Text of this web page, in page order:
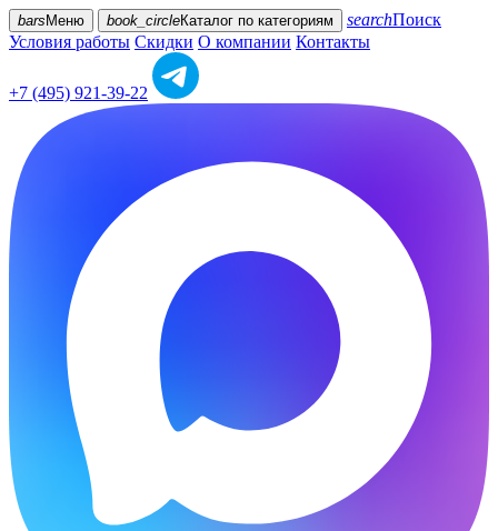
bars Меню book_circleКаталог по категориям searchПоиск
Условия работы Скидки О компании Контакты
+7 (495) 921-39-22